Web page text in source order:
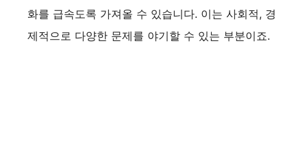
d
화를 급속도록 가져올 수 있습니다. 이는 사회적, 경
제적으로 다양한 문제를 야기할 수 있는 부분이죠.